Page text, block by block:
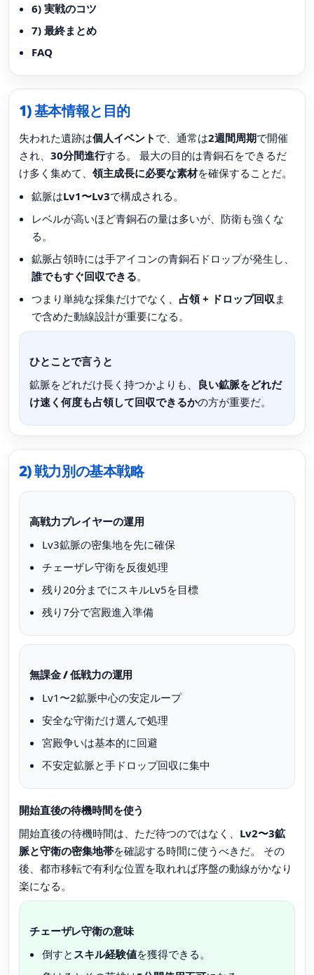
6) 実戦のコツ
7) 最終まとめ
FAQ
1) 基本情報と目的
失われた遺跡は個人イベント で、通常は2週間周期で開催
され、 30分間進行する。 最大の目的は青銅石をできるだ
け多く集めて、 領主成長に必要な素材を確保することだ。
鉱脈はLv1〜Lv3で構成される。
レベルが高いほど青銅石の量は多いが、防衛も強くな
る。
鉱脈占領時には手アイコンの青銅石ドロップが発生し、
誰でもすぐ回収できる。
つまり単純な採集だけでなく、 占領 + ドロップ回収ま
で含めた動線設計が重要になる。
ひとことで言うと
鉱脈をどれだけ長く持つかよりも、 良い鉱脈をどれだ
け速く何度も占領して回収できるかの方が重要だ。
2) 戦力別の基本戦略
高戦力プレイヤーの運用
Lv3鉱脈の密集地を先に確保
チェーザレ守衛を反復処理
残り20分までにスキルLv5を目標
残り7分で宮殿進入準備
無課金 / 低戦力の運用
Lv1〜2鉱脈中心の安定ループ
安全な守衛だけ選んで処理
宮殿争いは基本的に回避
不安定鉱脈と手ドロップ回収に集中
開始直後の待機時間を使う
開始直後の待機時間は、ただ待つのではなく、 Lv2〜3鉱
脈と守衛の密集地帯を確認する時間に使うべきだ。 その
後、都市移転で有利な位置を取れれば序盤の動線がかなり
楽になる。
チェーザレ守衛の意味
倒すと スキル経験値を獲得できる。